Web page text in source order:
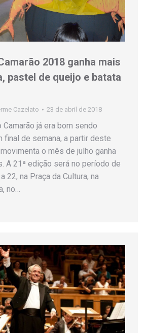
2018 ganha mais
pastel de queijo e batata
Cazelato 23 de abril de 2018
já era bom sendo
final de semana, a partir deste
o mês de julho ganha
A 21ª edição será no período de
22, na Praça da Cultura, na
no…